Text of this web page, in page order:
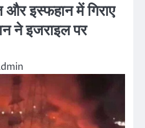
और इस्फहान में गिराए
ने इजराइल पर